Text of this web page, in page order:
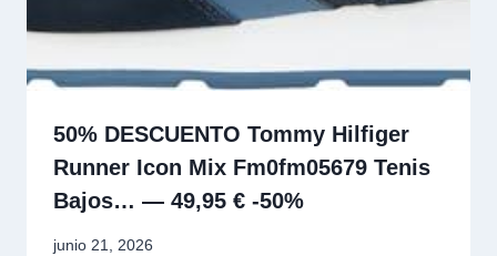
50% DESCUENTO Tommy Hilfiger
Runner Icon Mix Fm0fm05679 Tenis
Bajos… — 49,95 € -50%
junio 21, 2026